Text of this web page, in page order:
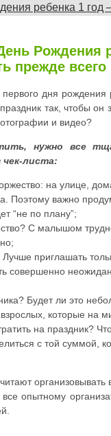
ребенка 1 год
Рождения
прежде всего
дня
так, чтобы
и видео?
нужно все
листа:
на улице,
Поэтому важно
“не по плану”;
С малышом
приглашать
совершенно
Будет ли это
которые на
на праздник?
с той суммой,
организовывать
все опытному